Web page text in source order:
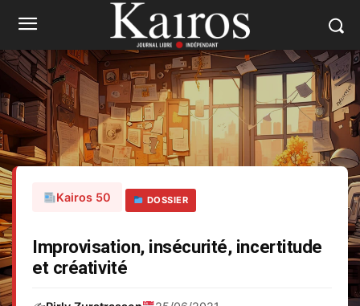
Kairos 50 DOSSIER
Improvisation, insécurité, incertitude
et créativité